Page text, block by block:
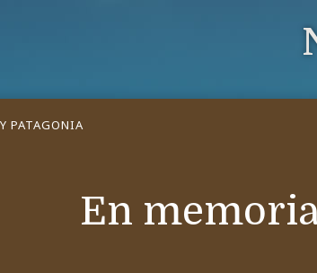
PATAGONIA
En